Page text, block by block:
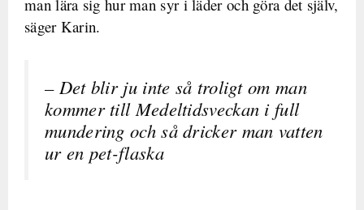
man lära sig hur man syr i läder och göra det själv,
säger Karin.
– Det blir ju inte så troligt om man
kommer till Medeltidsveckan i full
mundering och så dricker man vatten
ur en pet-flaska